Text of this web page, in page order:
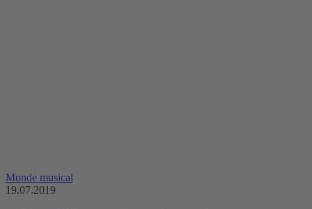
Monde musical
19.07.2019